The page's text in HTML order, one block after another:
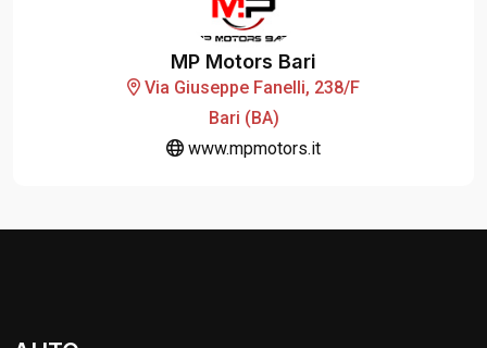
MP Motors Bari
Via Giuseppe Fanelli, 238/F
Bari (BA)
www.mpmotors.it